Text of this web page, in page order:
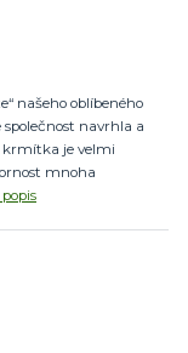
našeho oblíbeného
navrhla a
krmítka je velmi
mnoha